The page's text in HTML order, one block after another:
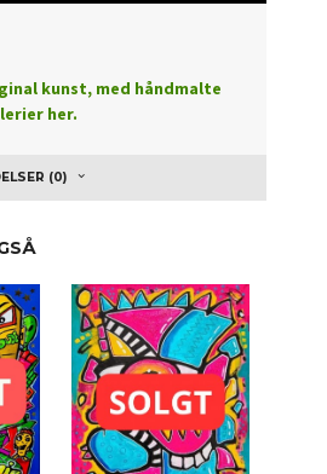
kunst, med håndmalte
her.
(0)